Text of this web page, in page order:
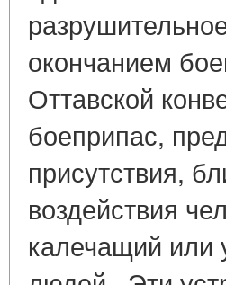
окончанием
Оттавской
боеприпас,
присутствия,
воздействия
калечащий или